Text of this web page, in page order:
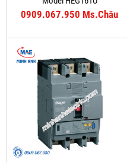
0909.067.950 Ms.Châu